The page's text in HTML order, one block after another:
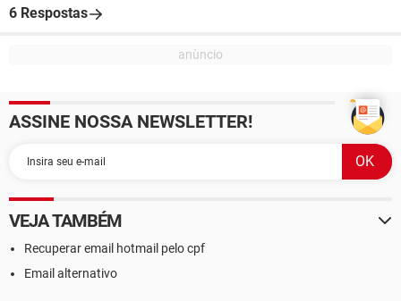
6 Respostas
ASSINE NOSSA NEWSLETTER!
VEJA TAMBÉM
Recuperar email hotmail pelo cpf
Email alternativo